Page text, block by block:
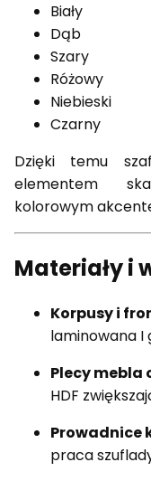
Biały
Dąb
Szary
Różowy
Niebieski
Czarny
Dzięki temu
elementem
kolorowym
Materiały i
Korpusy i
laminowana I
Plecy mebla
HDF
Prowadnice
praca